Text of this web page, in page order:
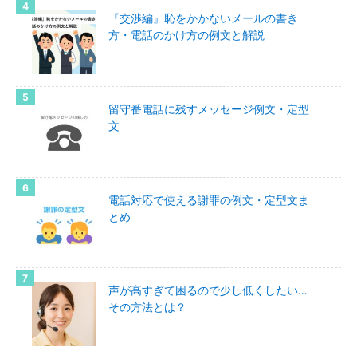
『交渉編』恥をかかないメールの書き
方・電話のかけ方の例文と解説
留守番電話に残すメッセージ例文・定型
文
電話対応で使える謝罪の例文・定型文ま
とめ
声が高すぎて困るので少し低くしたい…
その方法とは？